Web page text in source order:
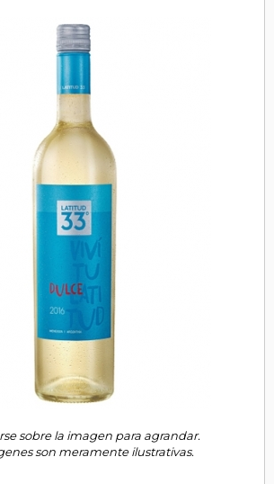
sobre la imagen para agrandar.
son meramente ilustrativas.